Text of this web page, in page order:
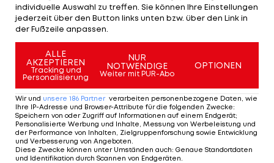
für die "Bullen" auf, ein Tor blieb ihm bislang
verwehrt.
Sein Vertrag in Salzburg ist bis Juni 2027 datiert.
Letzte Studienchance
für Spitzensportler*innen
ohne Matura
Fußball
individuelle Auswahl zu treffen. Sie können Ihre Einstellungen
jederzeit über den Button links unten bzw. über den Link in
der Fußzeile anpassen.
ALLE
AKZEPTIEREN
Tracking und
Personalisierung
NUR
NOTWENDIGE
Weiter mit PUR-Abo
OPTIONEN
Wir und unsere 186 Partner verarbeiten personenbezogene Daten, wie
Ihre IP-Adresse und Browser-Attribute für die folgenden Zwecke:
Speichern von oder Zugriff auf Informationen auf einem Endgerät;
Personalisierte Werbung und Inhalte, Messung von Werbeleistung und
der Performance von Inhalten, Zielgruppenforschung sowie Entwicklung
und Verbesserung von Angeboten
Diese Zwecke können unter Umständen auch: Genaue Standortdaten
und Identifikation durch Scannen von Endgeräten